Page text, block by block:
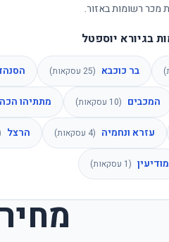
מכר רשומות באזור.
בגיורא יוספטל
בר כוכבא (
25 עסקאות)
המכבים (
10 עסקאות) מתתיהו
עזרא ונחמיה (
4 עסקאות) הרצל
מודיעין (
1 עסקאות)